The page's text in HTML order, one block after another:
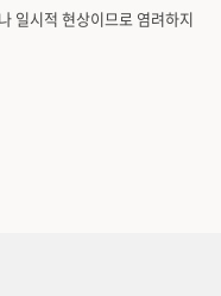
일시적 현상이므로 염려하지